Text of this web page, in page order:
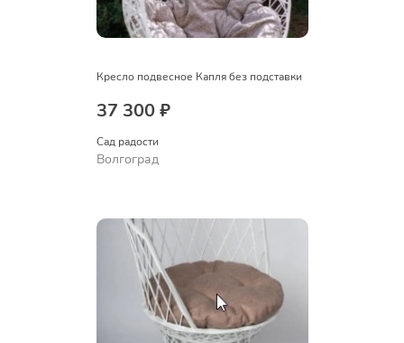
Кресло подвесное Капля без подставки
37 300 ₽
Сад радости
Волгоград